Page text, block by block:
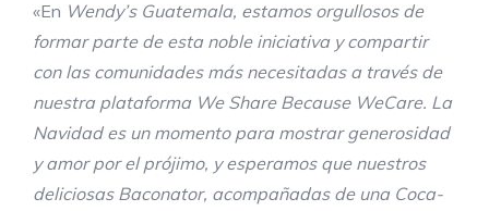
«En Wendy’s Guatemala, estamos orgullosos de
formar parte de esta noble iniciativa y compartir
con las comunidades más necesitadas a través de
nuestra plataforma We Share Because WeCare. La
Navidad es un momento para mostrar generosidad
y amor por el prójimo, y esperamos que nuestros
deliciosas Baconator, acompañadas de una Coca-